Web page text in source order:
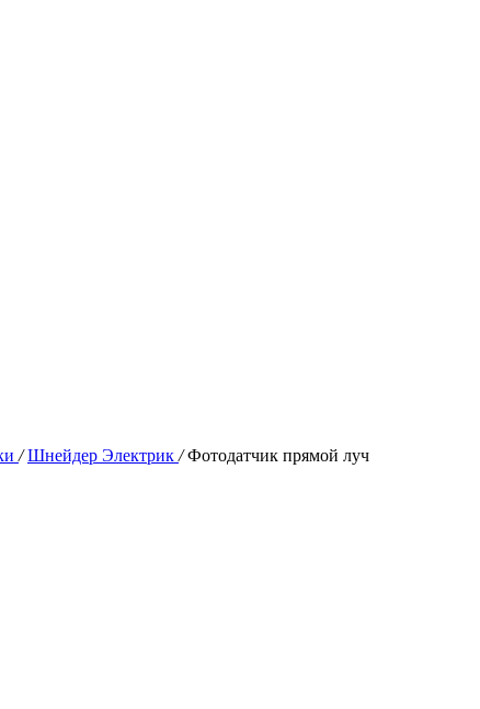
/ Шнейдер Электрик / Фотодатчик прямой луч